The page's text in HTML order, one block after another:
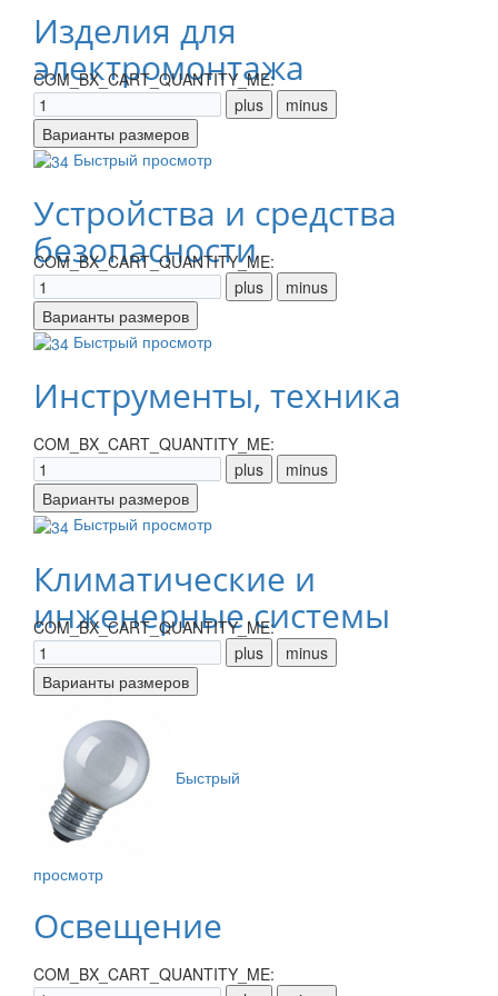
Изделия для
электромонтажа
COM_BX_CART_QUANTITY_ME:
Быстрый просмотр
Устройства и средства
безопасности
COM_BX_CART_QUANTITY_ME:
Быстрый просмотр
Инструменты, техника
COM_BX_CART_QUANTITY_ME:
Быстрый просмотр
Климатические и
инженерные системы
COM_BX_CART_QUANTITY_ME:
Быстрый
просмотр
Освещение
COM_BX_CART_QUANTITY_ME: